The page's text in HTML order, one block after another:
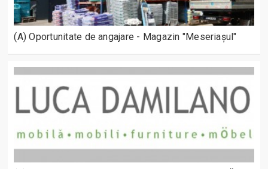
(A) Oportunitate de angajare - Magazin "Meseriașul"